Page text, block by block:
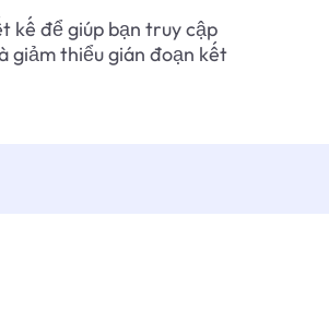
kế để giúp bạn truy cập
giảm thiểu gián đoạn kết